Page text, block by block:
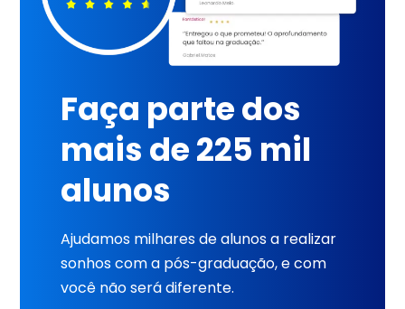
Faça parte dos
mais de 225 mil
alunos
Ajudamos milhares de alunos a realizar
sonhos com a pós-graduação, e com
você não será diferente.